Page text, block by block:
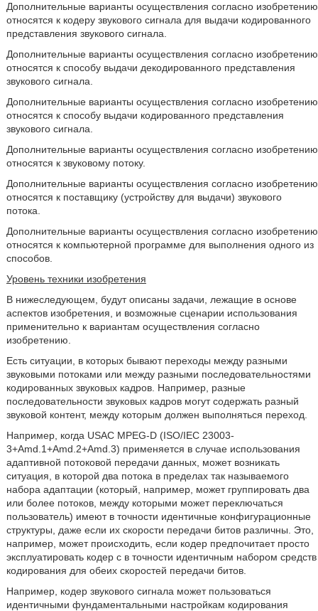
Дополнительные варианты осуществления согласно изобретению
относятся к кодеру звукового сигнала для выдачи кодированного
представления звукового сигнала.
Дополнительные варианты осуществления согласно изобретению
относятся к способу выдачи декодированного представления
звукового сигнала.
Дополнительные варианты осуществления согласно изобретению
относятся к способу выдачи кодированного представления
звукового сигнала.
Дополнительные варианты осуществления согласно изобретению
относятся к звуковому потоку.
Дополнительные варианты осуществления согласно изобретению
относятся к поставщику (устройству для выдачи) звукового
потока.
Дополнительные варианты осуществления согласно изобретению
относятся к компьютерной программе для выполнения одного из
способов.
Уровень техники изобретения
В нижеследующем, будут описаны задачи, лежащие в основе
аспектов изобретения, и возможные сценарии использования
применительно к вариантам осуществления согласно
изобретению.
Есть ситуации, в которых бывают переходы между разными
звуковыми потоками или между разными последовательностями
кодированных звуковых кадров. Например, разные
последовательности звуковых кадров могут содержать разный
звуковой контент, между которым должен выполняться переход.
Например, когда USAC MPEG-D (ISO/IEC 23003-
3+Amd.1+Amd.2+Amd.3) применяется в случае использования
адаптивной потоковой передачи данных, может возникать
ситуация, в которой два потока в пределах так называемого
набора адаптации (который, например, может группировать два
или более потоков, между которыми может переключаться
пользователь) имеют в точности идентичные конфигурационные
структуры, даже если их скорости передачи битов различны. Это,
например, может происходить, если кодер предпочитает просто
эксплуатировать кодер с в точности идентичным набором средств
кодирования для обеих скоростей передачи битов.
Например, кодер звукового сигнала может пользоваться
идентичными фундаментальными настройкам кодирования